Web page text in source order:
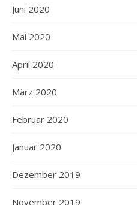
Juni 2020
Mai 2020
April 2020
März 2020
Februar 2020
Januar 2020
Dezember 2019
November 2019